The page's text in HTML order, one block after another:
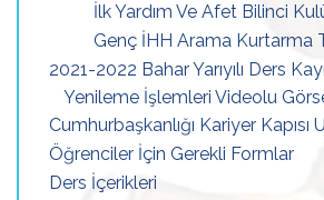
İlk Yardım Ve Afet Bilinci
Genç İHH Arama Kurtarma
2021-2022 Bahar Yarıyılı Ders
Yenileme İşlemleri Videolu
Cumhurbaşkanlığı Kariyer Kapısı
Öğrenciler İçin Gerekli Formlar
Ders İçerikleri